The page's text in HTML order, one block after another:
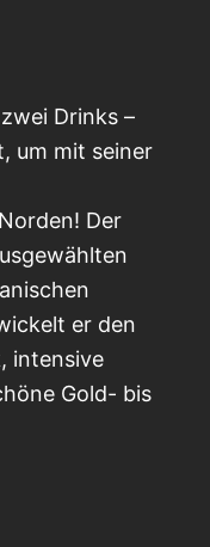
Drinks –
um mit seiner
Der
er den
intensive
Gold- bis